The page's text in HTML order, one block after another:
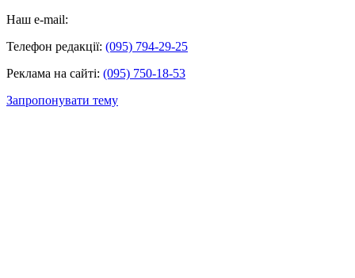
Наш e-mail:
Телефон редакції: (095) 794-29-25
Реклама на сайті: (095) 750-18-53
Запропонувати тему